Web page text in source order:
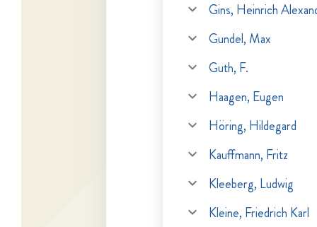
Gins, Heinrich
Gundel, Max
Guth, F.
Haagen, Eugen
Höring, Hildegard
Kauffmann, Fritz
Kleeberg, Ludwig
Kleine, Friedrich Karl